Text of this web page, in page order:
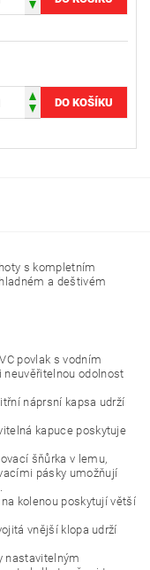
s kompletním
a deštivém
povlak s vodním
odolnost
náprsní kapsa udrží
kapuce poskytuje
šňůrka v lemu,
pásky umožňují
kolenou poskytují větší
vnější klopa udrží
nastavitelným